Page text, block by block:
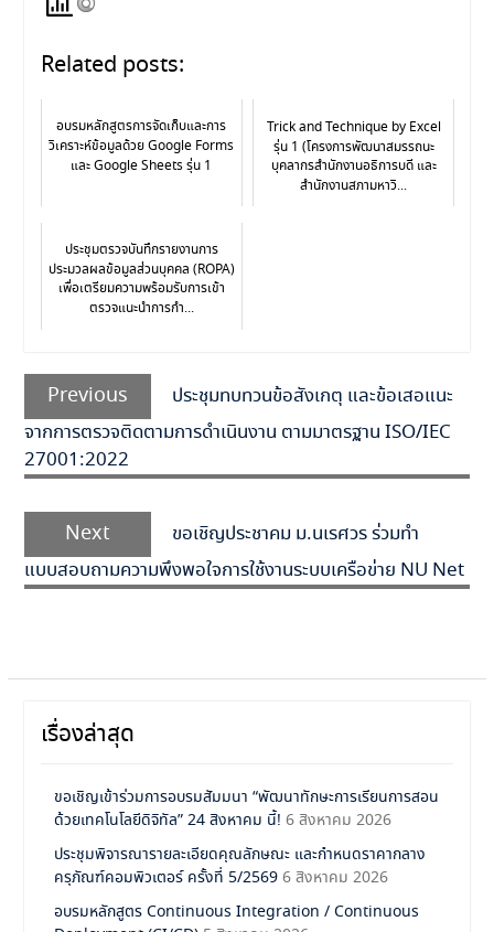
Related posts:
อบรมหลักสูตรการจัดเก็บและการ
วิเคราะห์ข้อมูลด้วย Google Forms
และ Google Sheets รุ่น 1
Trick and Technique by Excel
รุ่น 1 (โครงการพัฒนาสมรรถนะ
บุคลากรสำนักงานอธิการบดี และ
สำนักงานสภามหาวิ...
ประชุมตรวจบันทึกรายงานการ
ประมวลผลข้อมูลส่วนบุคคล (ROPA)
เพื่อเตรียมความพร้อมรับการเข้า
ตรวจแนะนำการกำ...
Previous
ประชุมทบทวนข้อสังเกตุ และข้อเสอแนะ
จากการตรวจติดตามการดำเนินงาน ตามมาตรฐาน ISO/IEC
27001:2022
Next
ขอเชิญประชาคม ม.นเรศวร ร่วมทำ
แบบสอบถามความพึงพอใจการใช้งานระบบเครือข่าย NU Net
เรื่องล่าสุด
ขอเชิญเข้าร่วมการอบรมสัมมนา “พัฒนาทักษะการเรียนการสอน
ด้วยเทคโนโลยีดิจิทัล” 24 สิงหาคม นี้! 6 สิงหาคม 2026
ประชุมพิจารณารายละเอียดคุณลักษณะ และกำหนดราคากลาง
ครุภัณฑ์คอมพิวเตอร์ ครั้งที่ 5/2569 6 สิงหาคม 2026
อบรมหลักสูตร Continuous Integration / Continuous